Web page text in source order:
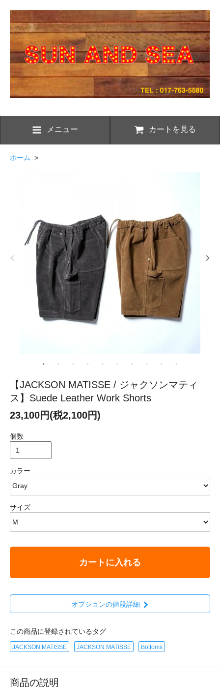
メニュー カートを見る
ホーム >
【JACKSON MATISSE / ジャクソンマティ
ス】Suede Leather Work Shorts
23,100円(税2,100円)
個数
カラー
サイズ
カートに入れる
オプションの値段詳細
この商品に登録されているタグ
JACKSON MATISSE JACKSON MATISSE Bottoms
商品の説明